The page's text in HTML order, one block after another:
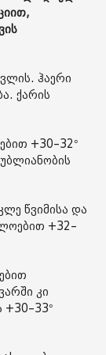
ჰაერი
ქარის
+30–32°
წვიმისა და
+32–
კი
+30–33°